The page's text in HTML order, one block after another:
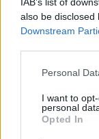
also be disclosed
Downstream
Personal
I want to
personal
Opted In
2020. július 11. 09:30